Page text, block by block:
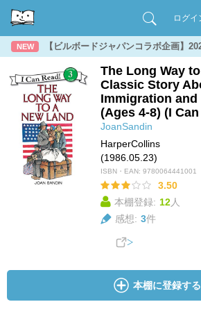
ログイ
NEW 【ビルボードジャパンコラボ企画】
The Long Way
Classic Story
Immigration
(Ages 4-8) (I
JoanSandin
HarperCollins
(1986.05.23)
ISBN・EAN: 9780064441001
3.50
本棚登録: 12人
感想: 3件
本棚に登録する